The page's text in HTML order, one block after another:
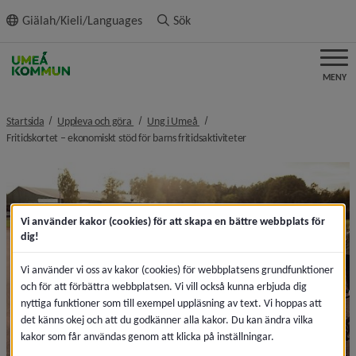
innehållet
Giälah/Kieli/Languages Sök
MENY
Startsida Uppleva och göra nivå i brödsmulenavigeringen
Ung i Umeå nivå i brödsmulenavigeringen
Fritidskortet – ekonomiskt stöd för barns fritidsaktiviteternivå i
Vi använder kakor (cookies) för att skapa en bättre webbplats för
dig!
Vi använder vi oss av kakor (cookies) för webbplatsens grundfunktioner
och för att förbättra webbplatsen. Vi vill också kunna erbjuda dig
nyttiga funktioner som till exempel uppläsning av text. Vi hoppas att
det känns okej och att du godkänner alla kakor. Du kan ändra vilka
kakor som får användas genom att klicka på inställningar.